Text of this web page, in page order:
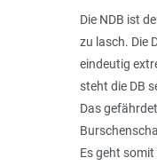
Die NDB ist
zu lasch. Die
eindeutig
steht die DB
Das
Es geht